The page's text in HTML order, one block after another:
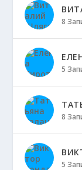
8
5
8
5